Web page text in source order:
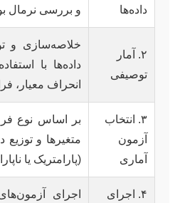
داده‌ها
و بررسی نرمال
۲. آمار
توصیفی
خلاصه‌سازی و
داده‌ها با
انحراف معیار،
۳. انتخاب
آزمون
آماری
بر اساس نوع
متغیرها و
(پارامتریک یا
۴. اجرای
اجرای